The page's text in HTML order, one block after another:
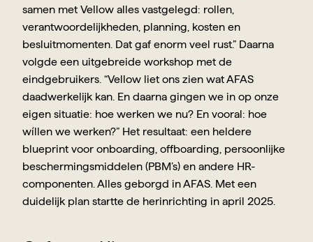
samen met Vellow alles vastgelegd: rollen,
verantwoordelijkheden, planning, kosten en
besluitmomenten. Dat gaf enorm veel rust.” Daarna
volgde een uitgebreide workshop met de
eindgebruikers. “Vellow liet ons zien wat AFAS
daadwerkelijk kan. En daarna gingen we in op onze
eigen situatie: hoe werken we nu? En vooral: hoe
wíllen we werken?” Het resultaat: een heldere
blueprint voor onboarding, offboarding, persoonlijke
beschermingsmiddelen (PBM’s) en andere HR-
componenten. Alles geborgd in AFAS. Met een
duidelijk plan startte de herinrichting in april 2025.